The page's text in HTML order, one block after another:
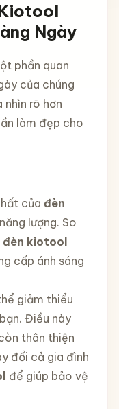
Ngày
phần quan
của chúng
rõ hơn
làm đẹp cho
của đèn
lượng. So
đèn kiotool
cấp ánh sáng
giảm thiểu
Điều này
thân thiện
đổi cả gia đình
để giúp bảo vệ